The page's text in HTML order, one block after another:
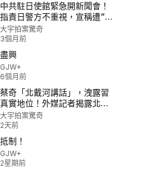
中共駐日使館緊急開新聞會！
指責日警方不重視，宣稱遭“連
環威脅”：要剎光..隨即有日本
自衛隊員持“30釐米長械”翻牆
闖入，又有zha彈威脅！中共又
拍新片捧“中國護照”惹群嘲｜
大宇拍案驚奇 live！
大宇拍案驚奇
3個月前
盡興
GJW+
6個月前
蔡奇「北戴河講話」，洩露習
真實地位！外媒記者揭露北戴
河特權！出入境新規還未正式
上路，各地已經感受到戾氣｜
大宇拍案驚奇 live！
08.05.2026
大宇拍案驚奇
2天前
抵制！
GJW+
2星期前